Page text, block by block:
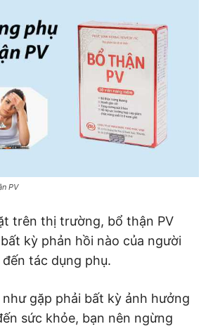
PV
trên thị trường, bổ thận PV
kỳ phản hồi nào của người
tác dụng phụ.
như gặp phải bất kỳ ảnh hưởng
sức khỏe, bạn nên ngừng